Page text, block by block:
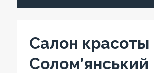
Салон красоты